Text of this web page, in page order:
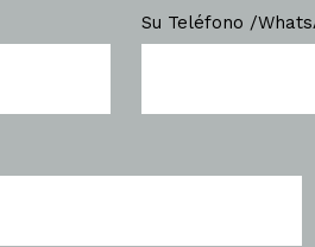
Su Teléfono /